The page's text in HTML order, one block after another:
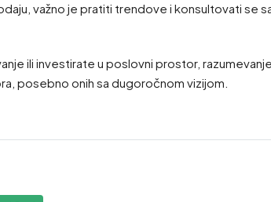
važno je pratiti trendove i konsultovati se
ili investirate u poslovni prostor,
posebno onih sa dugoročnom vizijom.